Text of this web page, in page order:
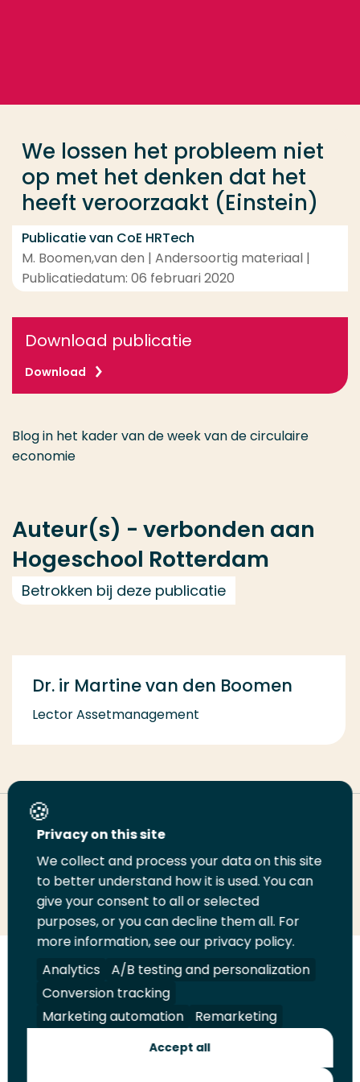
We lossen het probleem niet
op met het denken dat het
heeft veroorzaakt (Einstein)
Publicatie van CoE HRTech
M. Boomen,van den | Andersoortig materiaal |
Publicatiedatum: 06 februari 2020
Download publicatie
Download
Blog in het kader van de week van de circulaire
economie
Auteur(s) - verbonden aan
Hogeschool Rotterdam
Betrokken bij deze publicatie
Dr. ir Martine van den Boomen
Lector Assetmanagement
Deel deze pagina
Deel
LinkedIn
Deel
op
Twitter
Deel
op
Facebook
Email
deze
pagina
Print
deze
pagina
Volg
ons
op
LinkedIn
Volg
ons
op
Facebook
Volg
ons
op
YouTube
Volg
ons
op
Instagram
Juridisch Security A-Z Index
Contact
Opleiding
Contact
Privacy on this site
We collect and process your data on this site
to better understand how it is used. You can
give your consent to all or selected
purposes, or you can decline them all. For
more information, see our privacy policy.
Analytics
A/B testing and personalization
Conversion tracking
Marketing automation
Remarketing
Accept all